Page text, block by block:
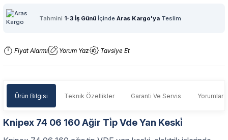
Tahmini 1-3 İş Günü İçinde Aras Kargo'ya Teslim
Fiyat Alarmı Yorum Yaz Tavsiye Et
Ürün Bilgisi Teknik Özellikler Garanti Ve Servis Yorumlar
Knipex 74 06 160 Ağir Ti̇p Vde Yan Keski̇